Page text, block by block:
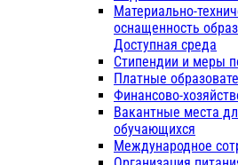
Материально-
оснащенность
Доступная среда
Стипендии и меры
Платные
Финансово-
Вакантные места
обучающихся
Международное